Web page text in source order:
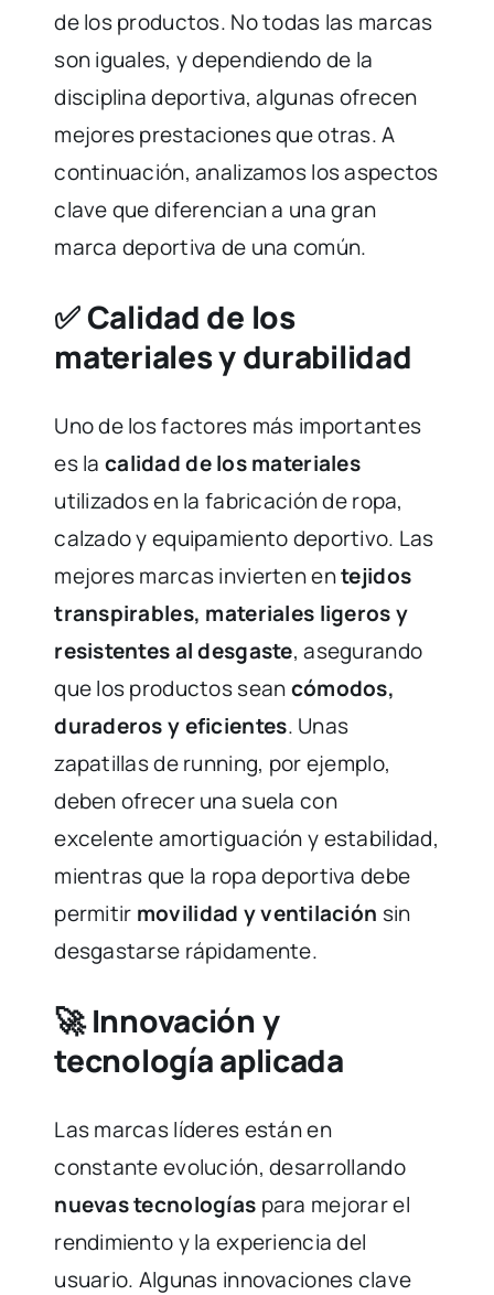
de los productos. No todas las marcas
son iguales, y dependiendo de la
disciplina deportiva, algunas ofrecen
mejores prestaciones que otras. A
continuación, analizamos los aspectos
clave que diferencian a una gran
marca deportiva de una común.
✅ Calidad de los
materiales y durabilidad
Uno de los factores más importantes
es la calidad de los materiales
utilizados en la fabricación de ropa,
calzado y equipamiento deportivo. Las
mejores marcas invierten entejidos
transpirables, materiales ligeros y
resistentes al desgaste, asegurando
que los productos seancómodos,
duraderos y eficientes. Unas
zapatillas de running, por ejemplo,
deben ofrecer una suela con
excelente amortiguación y estabilidad,
mientras que la ropa deportiva debe
permitir movilidad y ventilación sin
desgastarse rápidamente.
🚀 Innovación y
tecnología aplicada
Las marcas líderes están en
constante evolución, desarrollando
nuevas tecnologías para mejorar el
rendimiento y la experiencia del
usuario. Algunas innovaciones clave